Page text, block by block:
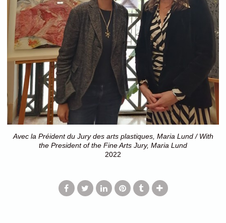
Avec la Préident du Jury des arts plastiques, Maria Lund / With
the President of the Fine Arts Jury, Maria Lund
2022